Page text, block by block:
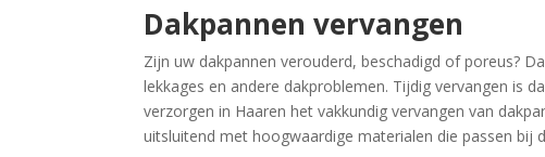
Dakpannen vervangen
Zijn uw dakpannen verouderd, beschadigd of poreus?
lekkages en andere dakproblemen. Tijdig vervangen is
verzorgen in Haaren het vakkundig vervangen van
uitsluitend met hoogwaardige materialen die passen bij